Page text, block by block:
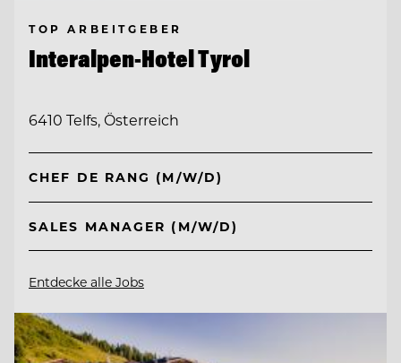
TOP ARBEITGEBER
Interalpen-Hotel Tyrol
6410 Telfs, Österreich
CHEF DE RANG (M/W/D)
SALES MANAGER (M/W/D)
Entdecke alle Jobs